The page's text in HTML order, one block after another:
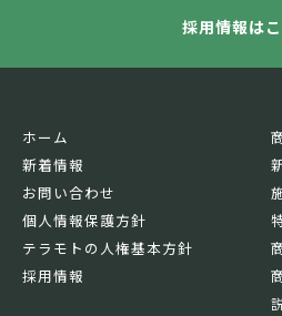
採用情報は
ホーム
新着情報
お問い合わせ
個人情報保護方針
テラモトの人権基本方針
採用情報